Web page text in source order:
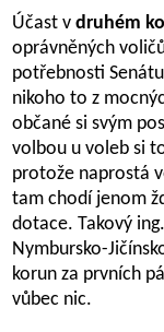
Účast vdruhém
oprávněných
potřebnosti
nikoho to z
občané si svým
volbou u voleb si
protože naprostá
tam chodí jenom
dotace. Takový
Nymbursko-
korun za prvních
vůbec nic.